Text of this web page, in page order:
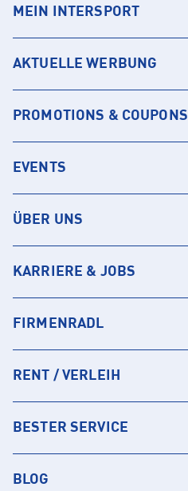
MEIN INTERSPORT
AKTUELLE WERBUNG
PROMOTIONS & COUPONS
EVENTS
ÜBER UNS
KARRIERE & JOBS
FIRMENRADL
RENT / VERLEIH
BESTER SERVICE
BLOG